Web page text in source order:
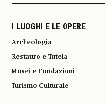
I LUOGHI E LE OPERE
Archeologia
Restauro e Tutela
Musei e Fondazioni
Turismo Culturale